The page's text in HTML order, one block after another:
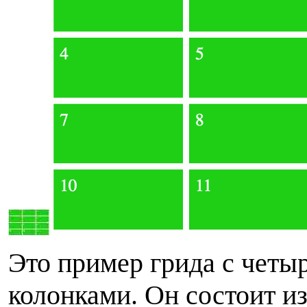
Это пример грида с
колонками. Он состоит